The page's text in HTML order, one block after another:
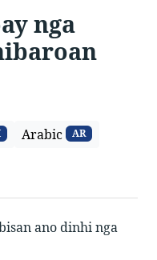
nga
Arabic AR
ano dinhi nga